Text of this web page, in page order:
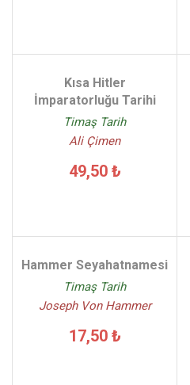
Kısa Hitler
İmparatorluğu Tarihi
Timaş Tarih
Ali Çimen
49,50 ₺
Hammer Seyahatnamesi
Timaş Tarih
Joseph Von Hammer
17,50 ₺